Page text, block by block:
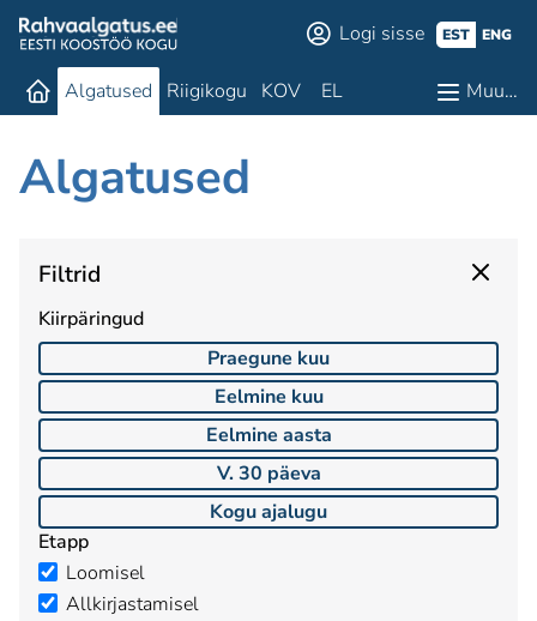
Logi sisse EST ENG
Algatused Riigikogu KOV EL Muu…
Algatused
Filtrid
Kiirpäringud
Praegune kuu
Eelmine kuu
Eelmine aasta
V. 30 päeva
Kogu ajalugu
Etapp
Loomisel
Allkirjastamisel